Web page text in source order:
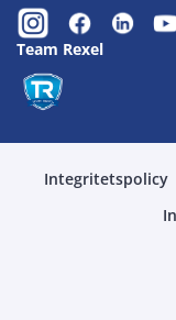
Team Rexel
Integritetspolicy